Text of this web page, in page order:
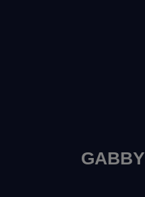
GABBY